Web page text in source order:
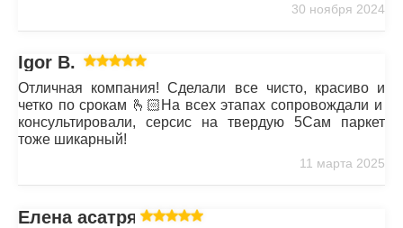
30 ноября 2024
Igor B.
Отличная компания! Сделали все чисто, красиво и
четко по срокам 🫰🏻На всех этапах сопровождали и
консультировали, серсис на твердую 5Сам паркет
тоже шикарный!
11 марта 2025
Елена асатрян